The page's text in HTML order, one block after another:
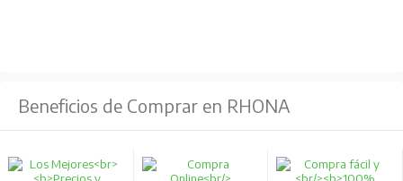
Beneficios de Comprar en RHONA